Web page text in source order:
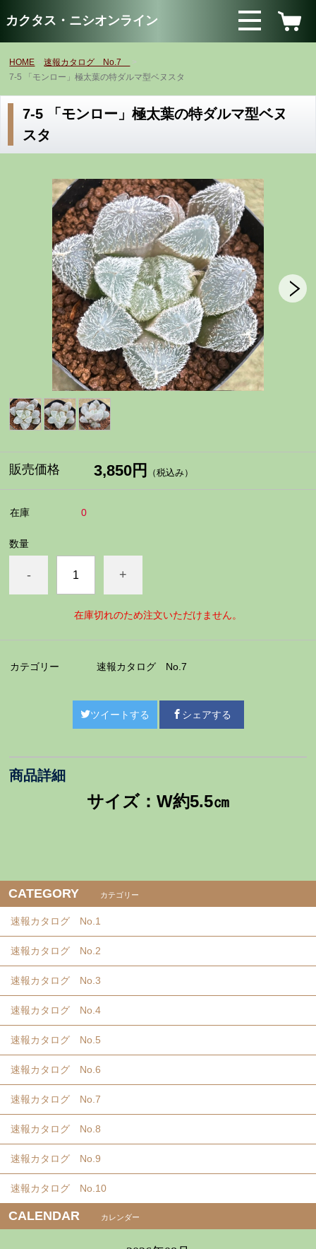
カクタス・ニシオンライン
HOME
速報カタログ No.7
7-5 「モンロー」極太葉の特ダルマ型ベヌスタ
7-5 「モンロー」極太葉の特ダルマ型ベヌ
スタ
販売価格 3,850円 （税込み）
在庫 0
数量
- +
在庫切れのため注文いただけません。
カテゴリー 速報カタログ No.7
ツイートする シェアする
商品詳細
サイズ：W約5.5㎝
CATEGORY カテゴリー
速報カタログ No.1
速報カタログ No.2
速報カタログ No.3
速報カタログ No.4
速報カタログ No.5
速報カタログ No.6
速報カタログ No.7
速報カタログ No.8
速報カタログ No.9
速報カタログ No.10
CALENDAR カレンダー